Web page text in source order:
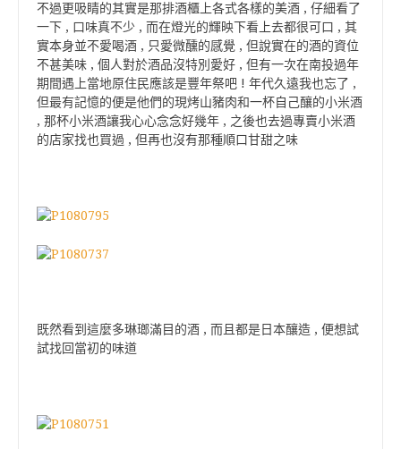
不過更吸睛的其實是那排酒櫃上各式各樣的美酒 , 仔細看了
一下 , 口味真不少 , 而在燈光的輝映下看上去都很可口 , 其
實本身並不愛喝酒 , 只愛微醺的感覺 , 但說實在的酒的資位
不甚美味 , 個人對於酒品沒特別愛好 , 但有一次在南投過年
期間遇上當地原住民應該是豐年祭吧 ! 年代久遠我也忘了 ,
但最有記憶的便是他們的現烤山豬肉和一杯自己釀的小米酒
, 那杯小米酒讓我心心念念好幾年 , 之後也去過專賣小米酒
的店家找也買過 , 但再也沒有那種順口甘甜之味
既然看到這麼多琳瑯滿目的酒 , 而且都是日本釀造 , 便想試
試找回當初的味道